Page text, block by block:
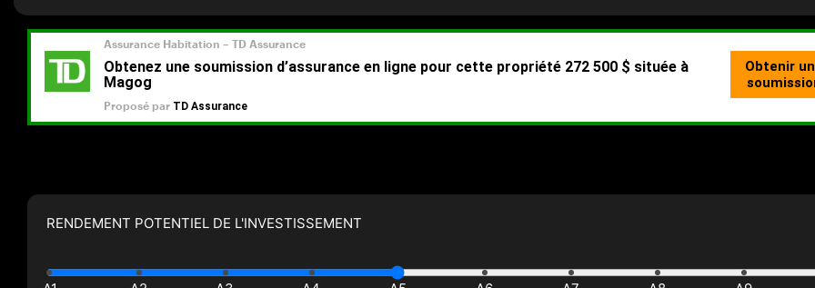
RENDEMENT POTENTIEL DE L'INVESTISSEMENT